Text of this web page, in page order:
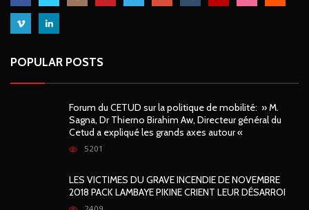
POPULAR POSTS
Forum du CETUD sur la politique de mobilité: » M.
Sagna, Dr Thierno Birahim Aw, Directeur général du
Cetud a expliqué les grands axes autour «
5201
LES VICTIMES DU GRAVE INCENDIE DE NOVEMBRE
2018 PACK LAMBAYE PIKINE CRIENT LEUR DÉSARROI